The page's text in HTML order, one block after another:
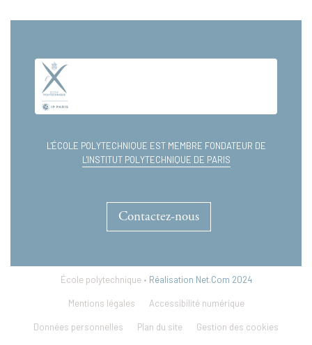
L'ÉCOLE POLYTECHNIQUE EST MEMBRE FONDATEUR DE
L'INSTITUT POLYTECHNIQUE DE PARIS
Contactez-nous
École polytechnique • Réalisation Net.Com 2024
Mentions légales Accessibilité numérique
Données personnelles Plan du site Gestion des cookies